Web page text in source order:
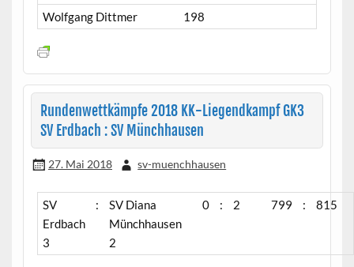
Wolfgang Dittmer
198
Rundenwettkämpfe 2018 KK-Liegendkampf GK3
SV Erdbach : SV Münchhausen
27. Mai 2018 sv-muenchhausen
SV
Erdbach
3
:
SV Diana
Münchhausen
2
0 : 2 799 : 815